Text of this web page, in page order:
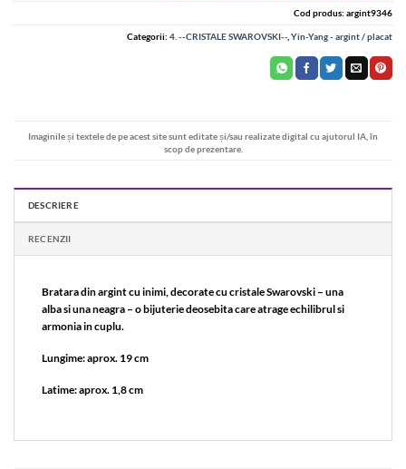
Cod produs: argint9346
Categorii: 4. --CRISTALE SWAROVSKI-- Yin-Yang - argint / placat
Imaginile și textele de pe acest site sunt editate și/sau realizate digital cu ajutorul IA, în
scop de prezentare.
DESCRIERE
RECENZII
Bratara din argint cu inimi, decorate cu cristale Swarovski – una
alba si una neagra – o bijuterie deosebita care atrage echilibrul si
armonia in cuplu.
Lungime: aprox. 19 cm
Latime: aprox. 1,8 cm